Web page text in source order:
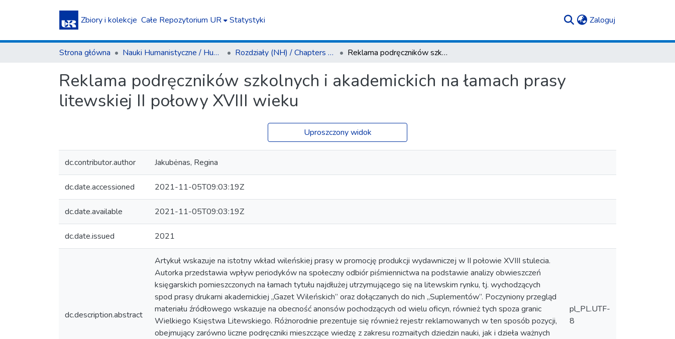
Zbiory i kolekcje Całe Repozytorium UR Statystyki Zaloguj
Strona główna Nauki Humanistyczne / Humanities Rozdziały (NH) / Chapters (H) Reklama podręczników szkolnych i akademickich na łamach prasy litewskiej II połowy XVIII wieku
Reklama podręczników szkolnych i akademickich na łamach prasy
litewskiej II połowy XVIII wieku
Uproszczony widok
dc.contributor.author Jakubėnas, Regina
dc.date.accessioned 2021-11-05T09:03:19Z
dc.date.available 2021-11-05T09:03:19Z
dc.date.issued 2021
dc.description.abstract
Artykuł wskazuje na istotny wkład wileńskiej prasy w promocję produkcji wydawniczej w II połowie XVIII stulecia.
Autorka przedstawia wpływ periodyków na społeczny odbiór piśmiennictwa na podstawie analizy obwieszczeń
księgarskich pomieszczonych na łamach tytułu najdłużej utrzymującego się na litewskim rynku, tj. wychodzących
spod prasy drukarni akademickiej „Gazet Wileńskich” oraz dołączanych do nich „Suplementów”. Poczyniony przegląd
materiału źródłowego wskazuje na obecność anonsów pochodzących od wielu oficyn, również tych spoza granic
Wielkiego Księstwa Litewskiego. Różnorodnie prezentuje się również rejestr reklamowanych w ten sposób pozycji,
obejmujący zarówno liczne podręczniki mieszczące wiedzę z zakresu rozmaitych dziedzin nauki, jak i dzieła ważnych
pl_PL.UTF-
8